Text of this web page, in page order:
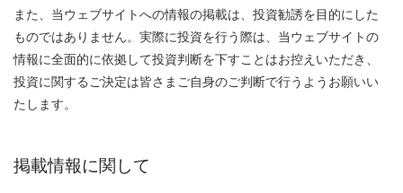
また、当ウェブサイトへの情報の掲載は、投資勧誘を目的にした
ものではありません。実際に投資を行う際は、当ウェブサイトの
情報に全面的に依拠して投資判断を下すことはお控えいただき、
投資に関するご決定は皆さまご自身のご判断で行うようお願いい
たします。
掲載情報に関して